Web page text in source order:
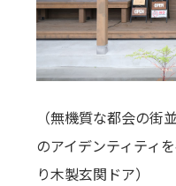
（無機質な都会の街
のアイデンティティ
り木製玄関ドア）